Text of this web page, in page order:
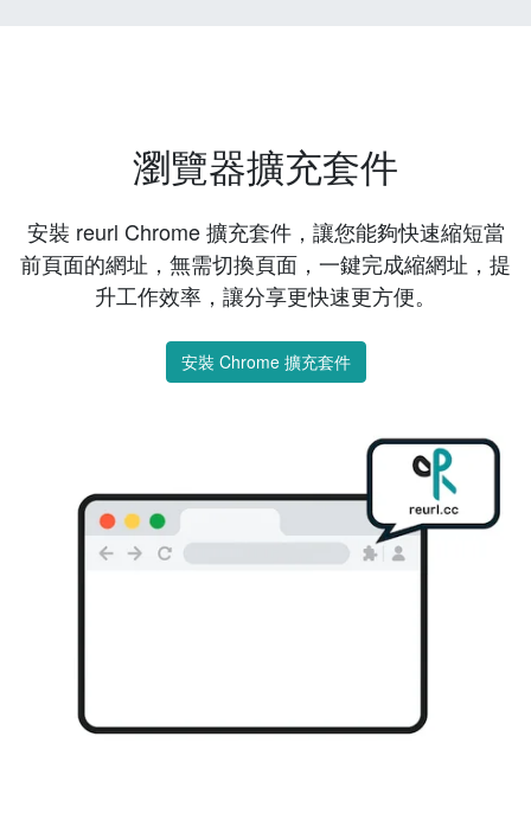
瀏覽器擴充套件
安裝 reurl Chrome 擴充套件，讓您能夠快速縮短當
前頁面的網址，無需切換頁面，一鍵完成縮網址，提
升工作效率，讓分享更快速更方便。
安裝 Chrome 擴充套件